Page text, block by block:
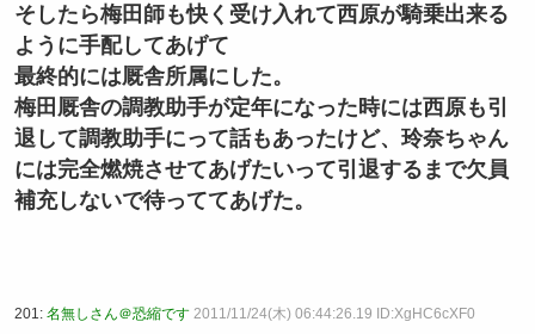
そしたら梅田師も快く受け入れて西原が騎乗出来る
ように手配してあげて
最終的には厩舎所属にした。
梅田厩舎の調教助手が定年になった時には西原も引
退して調教助手にって話もあったけど、玲奈ちゃん
には完全燃焼させてあげたいって引退するまで欠員
補充しないで待っててあげた。
201: 名無しさん＠恐縮です 2011/11/24(木) 06:44:26.19 ID:XgHC6cXF0